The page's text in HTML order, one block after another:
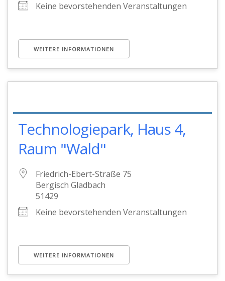
Keine bevorstehenden Veranstaltungen
WEITERE INFORMATIONEN
Technologiepark, Haus 4,
Raum "Wald"
Friedrich-Ebert-Straße 75
Bergisch Gladbach
51429
Keine bevorstehenden Veranstaltungen
WEITERE INFORMATIONEN